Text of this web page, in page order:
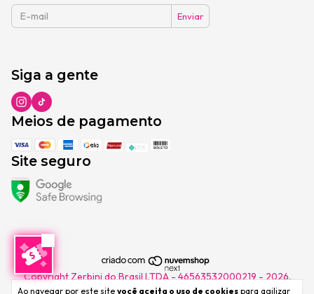
Ao navegar por este site você aceita o uso de cookies para agilizar
Siga a gente
Meios de pagamento
Site seguro
Copyright Zerbini do Brasil LTDA - 46563532000219 - 2026.
Todos os direitos reservados.